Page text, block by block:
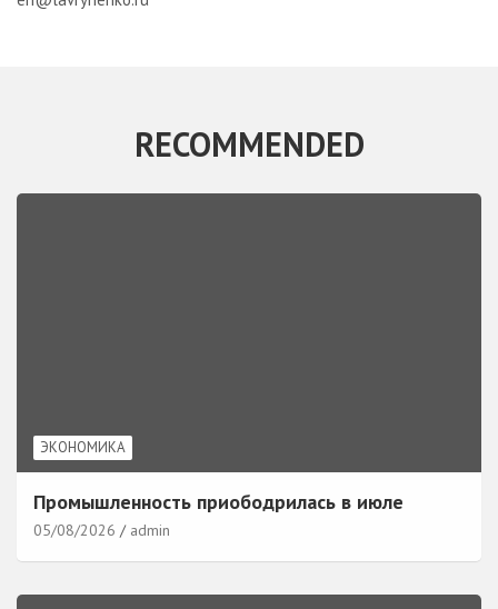
RECOMMENDED
ЭКОНОМИКА
Промышленность приободрилась в июле
05/08/2026 admin